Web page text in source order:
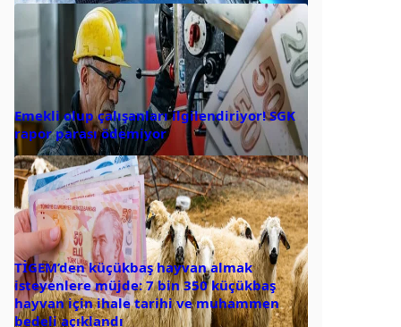
Emekli olup çalışanları ilgilendiriyor! SGK
rapor parası ödemiyor
TİGEM’den küçükbaş hayvan almak
isteyenlere müjde: 7 bin 350 küçükbaş
hayvan için ihale tarihi ve muhammen
bedeli açıklandı